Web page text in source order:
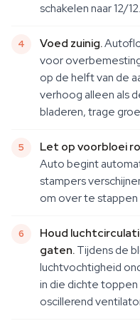
schakelen naar 12/12.
Voed zuinig.
voor
op de helft van de
verhoog alleen als
bladeren, trage
Let op voorbloei
Auto begint
stampers
om over te
Houd
gaten.Tijdens de
luchtvochtigheid
in die dichte
oscillerend